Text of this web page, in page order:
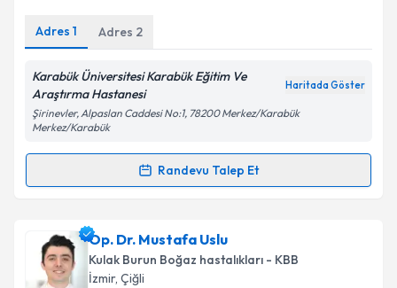
Adres 1 Adres 2
Karabük Üniversitesi Karabük Eğitim Ve
Araştırma Hastanesi
Haritada Göster
Şirinevler, Alpaslan Caddesi No:1, 78200 Merkez/Karabük
Merkez/Karabük
Randevu Talep Et
Randevu Takvimi Talebi
Dr. Kadri İla için randevu takvimi talebi oluşturun. Size
bu uzmandan randevu almanız için bir takvim
hazırlandığında e-posta ile bilgilendireceğiz.
Op. Dr. Mustafa Uslu
Kulak Burun Boğaz hastalıkları - KBB
İzmir, Çiğli